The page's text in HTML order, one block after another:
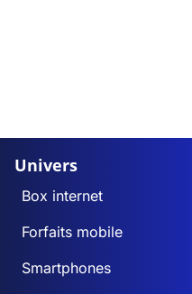
Univers
Box internet
Forfaits mobile
Smartphones